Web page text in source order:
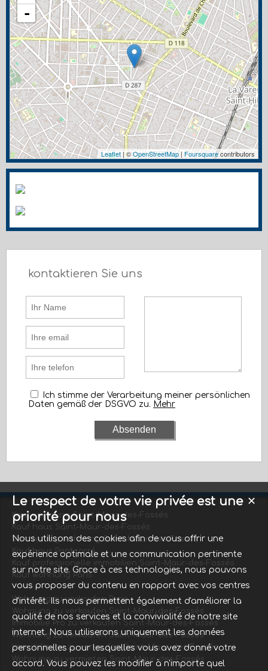
-
Leaflet | ©OpenStreetMap| Foursquarecontributors
kontaktieren Sie uns
Ich stimme der Verarbeitung meiner persönlichen
Daten gemäß der DSGVO zu. Mehr
Kauf wohnung Saint-Maur-des-Fossés
Kauf haus Saint-Maur-des-Fossés
Vermietung wohnung Saint-Maur-des-Fossés
Kauf haus Pontcarré
Kauf professionelle immobilien Saint-Maur-des-Fossés
Kauf wohnung Paris
Wohnung zu verkaufen Paris
Wohnung zu verkaufen Saint-Maur-des-Fossés
Immobilie Pro zu verkaufen Saint-Maur-des-Fossés
Wohnung zu verkaufen Saint-Maur-des-Fossés
Immobilie Pro zu verkaufen Saint-Maur-des-Fossés
Wohnung zu vermieten Saint-Maur-des-Fossés
✕
Le respect de votre vie privée est une
priorité pour nous
Nous utilisons des cookies afin de vous offrir une
expérience optimale et une communication pertinente
sur notre site. Grace à ces technologies, nous pouvons
vous proposer du contenu en rapport avec vos centres
d'intérêt. Ils nous permettent également d'améliorer la
qualité de nos services et la convivialité de notre site
internet. Nous utiliserons uniquement les données
personnelles pour lesquelles vous avez donné votre
accord. Vous pouvez les modifier à n'importe quel